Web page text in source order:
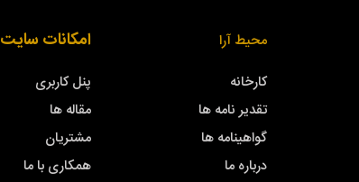
محیط آرا
کارخانه
تقدیر نامه ها
گواهینامه ها
درباره ما
امکانات سایت
پنل کاربری
مقاله ها
مشتریان
همکاری با ما